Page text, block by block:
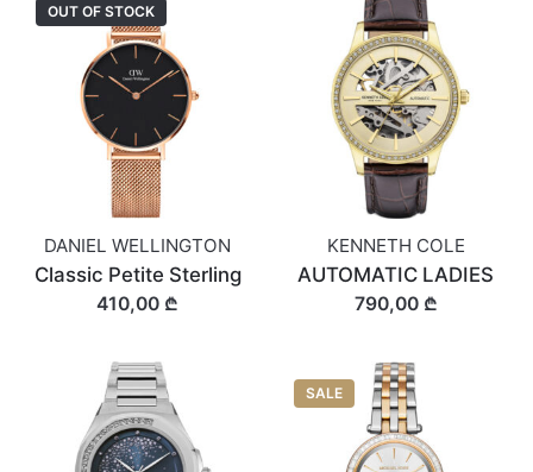
OUT OF STOCK
DANIEL WELLINGTON
Classic Petite Sterling
410,00 ₾
KENNETH COLE
AUTOMATIC LADIES
790,00 ₾
SALE